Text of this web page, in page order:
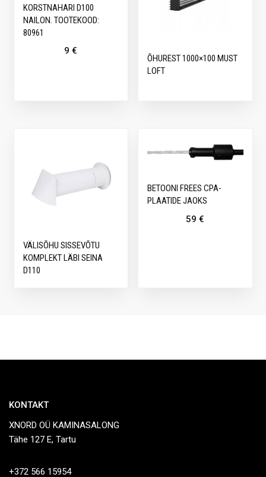
KORSTNAHARI D100
NAILON. TOOTEKOOD:
80961
9€
ÕHUREST 1000×100 MUST
LOFT
VÄLISÕHU SISSEVÕTU
KOMPLEKT LÄBI SEINA
D110
BETOONI FREES CPA-
PLAATIDE JAOKS
59€
KONTAKT
XNORD OÜ KAMINASALONG
Tähe 127 E, Tartu
+372 566 15954